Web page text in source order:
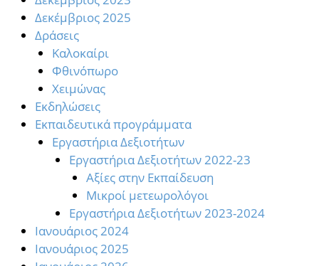
Δεκέμβριος 2025
Δράσεις
Καλοκαίρι
Φθινόπωρο
Χειμώνας
Εκδηλώσεις
Εκπαιδευτικά προγράμματα
Εργαστήρια Δεξιοτήτων
Εργαστήρια Δεξιοτήτων 2022-23
Αξίες στην Εκπαίδευση
Μικροί μετεωρολόγοι
Εργαστήρια Δεξιοτήτων 2023-2024
Ιανουάριος 2024
Ιανουάριος 2025